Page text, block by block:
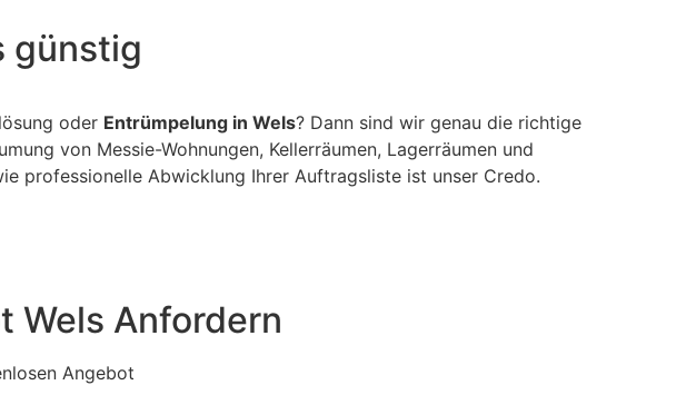
günstig
oder Entrümpelung in Wels? Dann sind wir genau die richtige
von Messie-Wohnungen, Kellerräumen, Lagerräumen und
professionelle Abwicklung Ihrer Auftragsliste ist unser Credo.
Wels Anfordern
Angebot